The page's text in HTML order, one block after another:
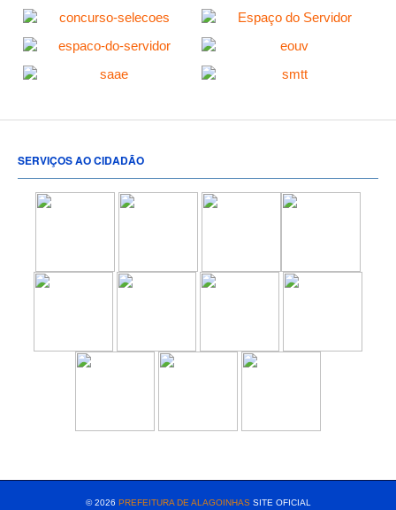
SERVIÇOS AO CIDADÃO
© 2026 PREFEITURA DE ALAGOINHASSITE OFICIAL